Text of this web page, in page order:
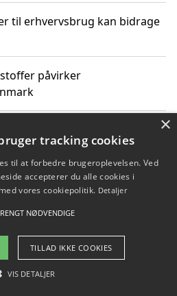
til erhvervsbrug kan bidrage
påvirker
brændstoffer kan ændre
2026 - Pilanto Aps
×
tracking cookies
til at forbedre brugeroplevelsen. Ved
accepterer du alle cookies i
vores cookiepolitik. Detaljer
NØDVENDIGE
TILLAD IKKE COOKIES
VIS DETALJER